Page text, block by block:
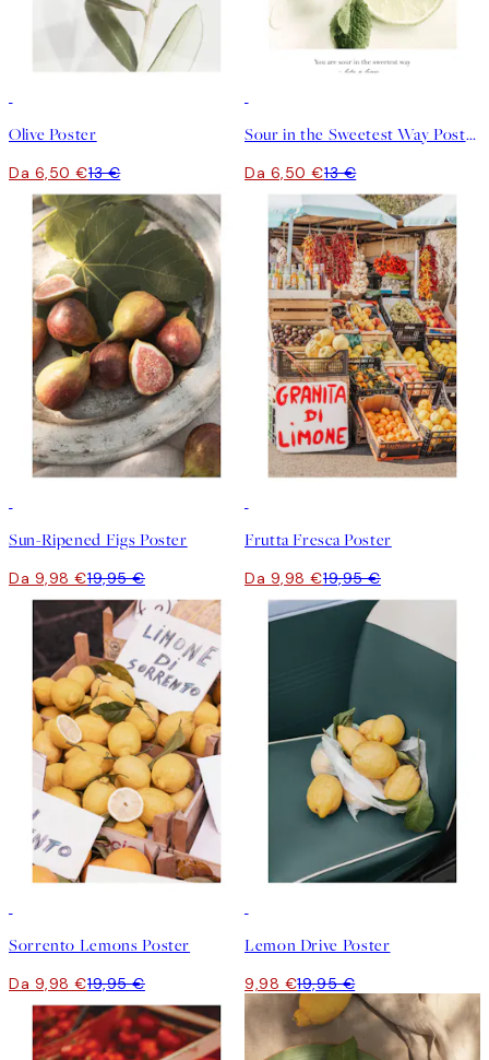
Olive Poster
Da 6,50 €13 €
Sour in the Sweetest Way Poster
Da 6,50 €13 €
Sun-Ripened Figs Poster
Da 9,98 €19,95 €
Frutta Fresca Poster
Da 9,98 €19,95 €
Sorrento Lemons Poster
Da 9,98 €19,95 €
Lemon Drive Poster
9,98 €19,95 €